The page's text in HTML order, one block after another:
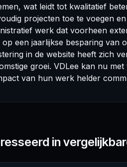
wat leidt tot kwalitatief
projecten toe te voegen
werk dat voorheen
op een jaarlijkse besparing van
in de website heeft zich
groei. VDLee kan nu
van hun werk helder
in